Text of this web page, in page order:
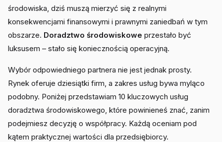
środowiska, dziś muszą mierzyć się z realnymi
konsekwencjami finansowymi i prawnymi zaniedbań w tym
obszarze. Doradztwo środowiskowe przestało być
luksusem – stało się koniecznością operacyjną.
Wybór odpowiedniego partnera nie jest jednak prosty.
Rynek oferuje dziesiątki firm, a zakres usług bywa myląco
podobny. Poniżej przedstawiam 10 kluczowych usług
doradztwa środowiskowego, które powinieneś znać, zanim
podejmiesz decyzję o współpracy. Każdą oceniam pod
kątem praktycznej wartości dla przedsiębiorcy.